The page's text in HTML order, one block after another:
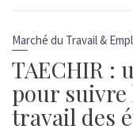
Marché du Travail &
TAECHIR :
pour suivre
travail des